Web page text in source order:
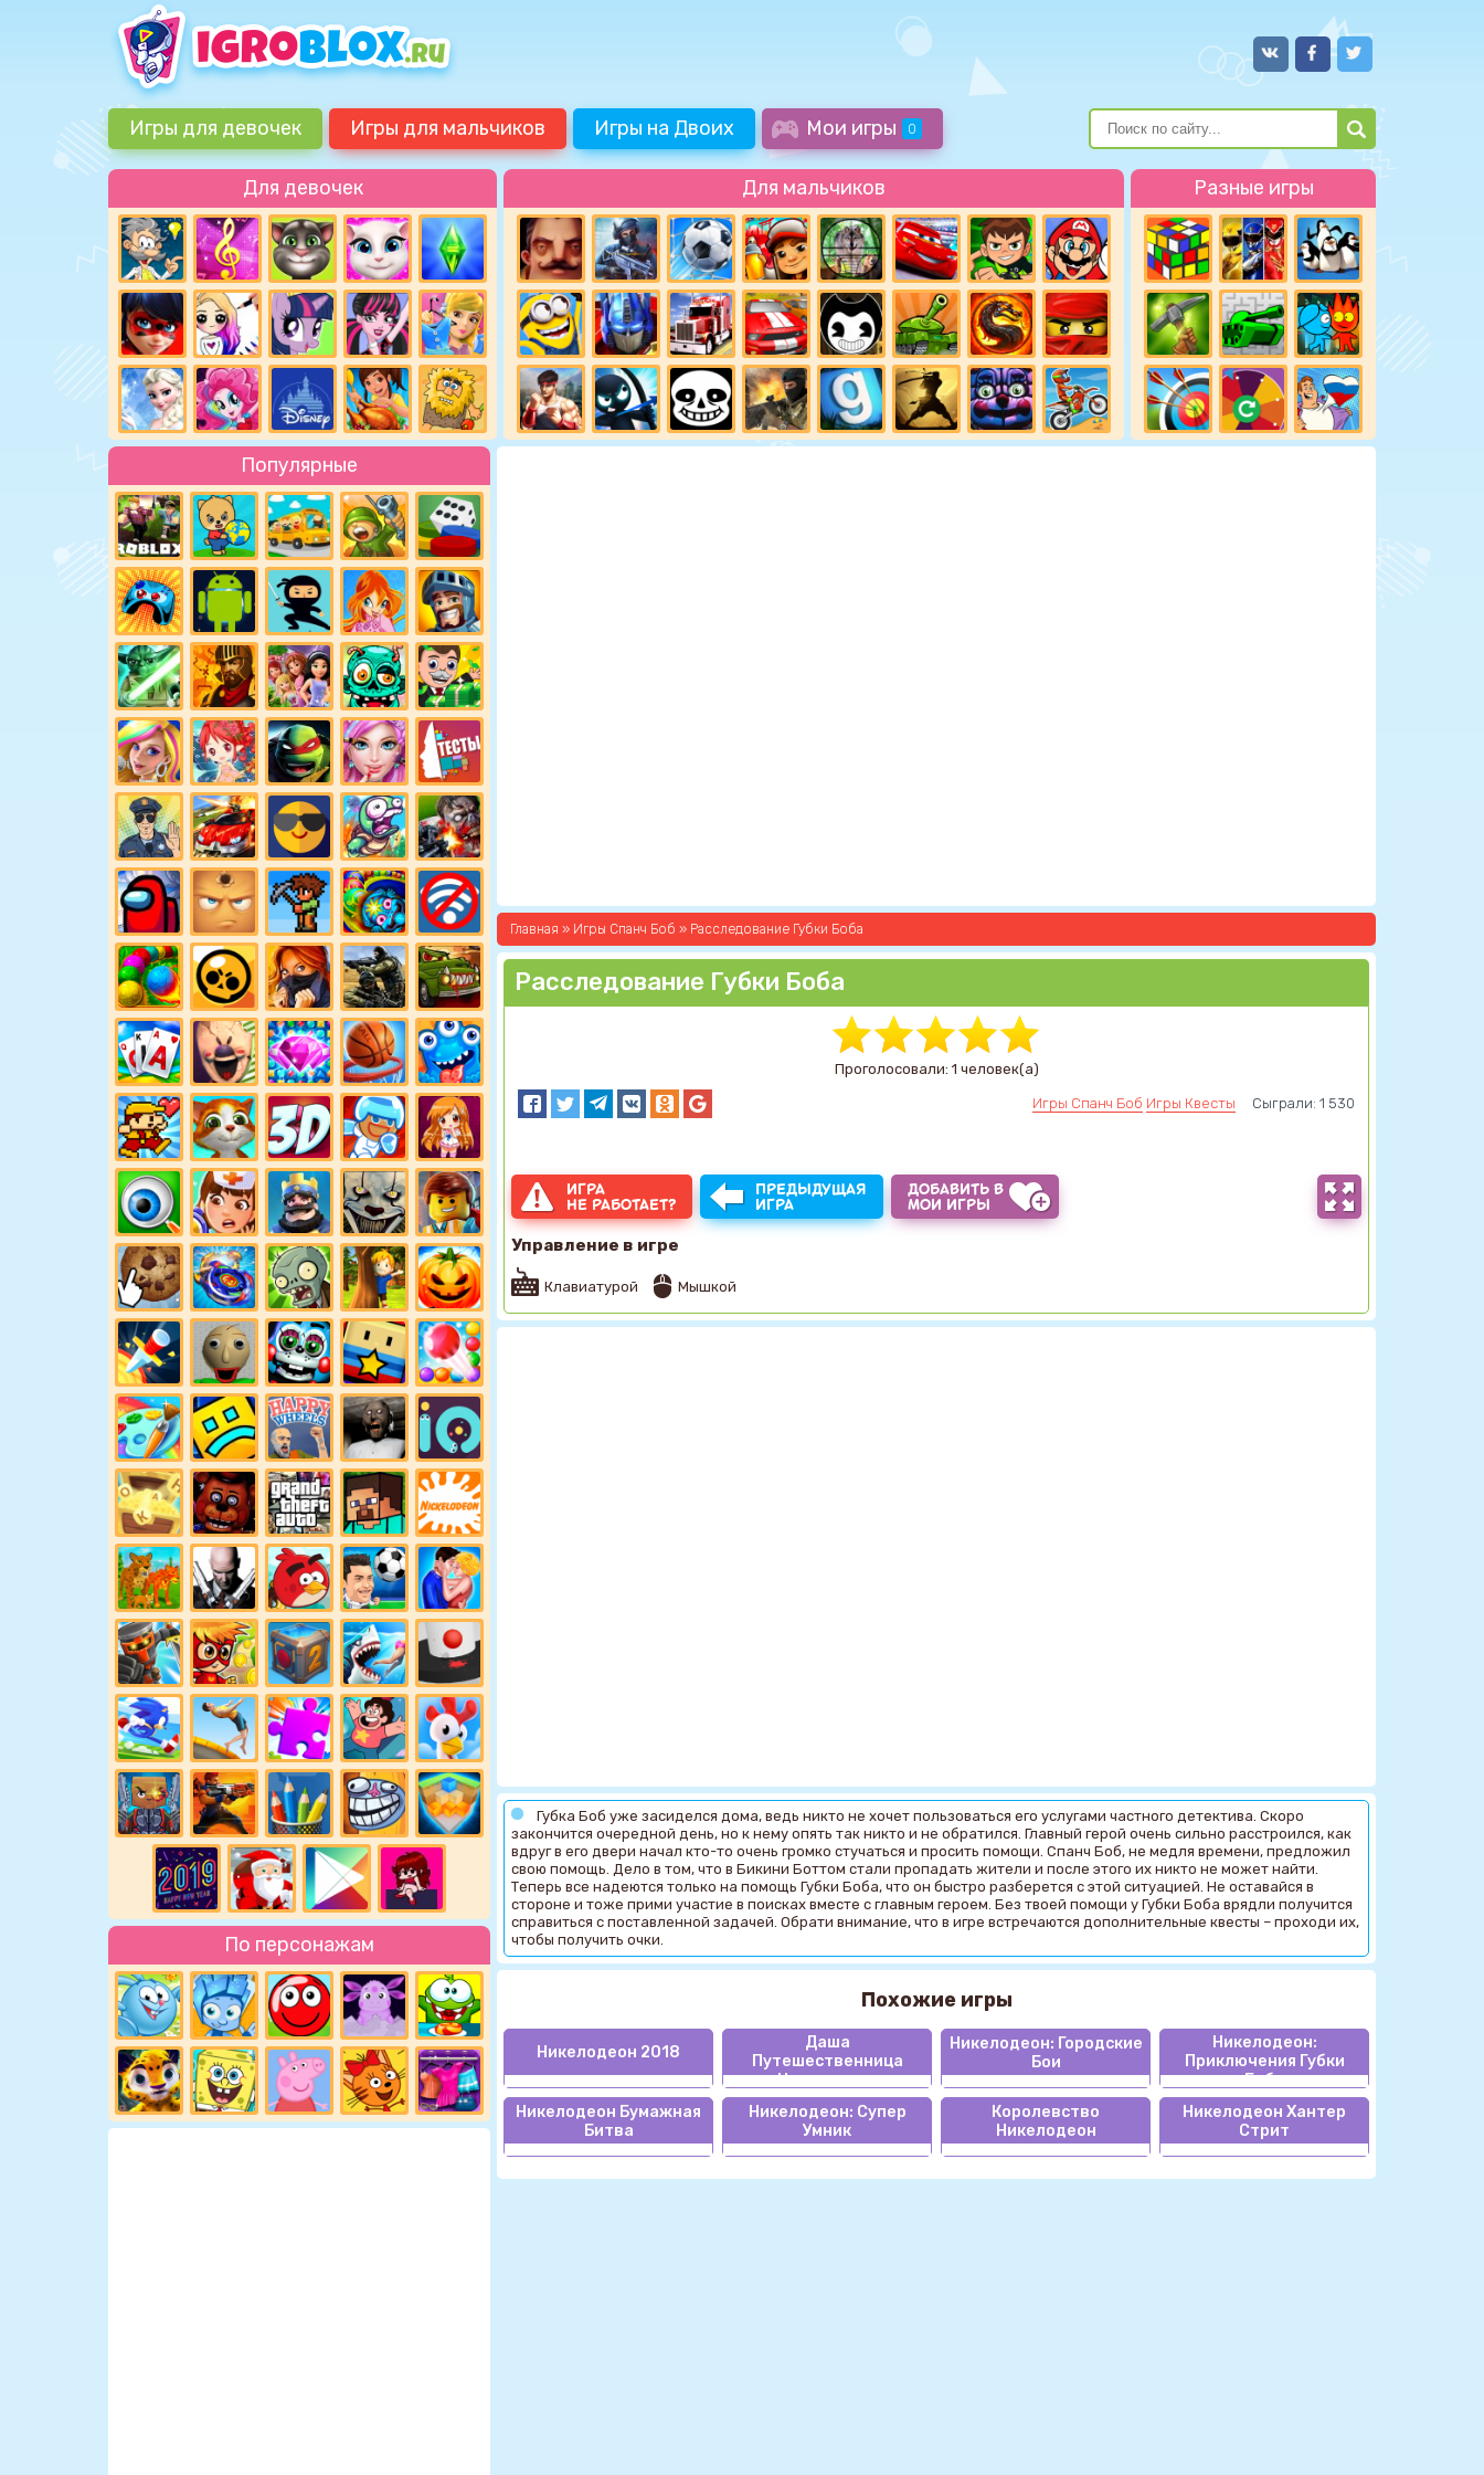
Игры для девочек Игры для мальчиков Игры на Двоих Мои игры 0
Для девочек Для мальчиков Разные игры
Популярные
По персонажам
Главная » Игры Спанч Боб » Расследование Губки Боба
Расследование Губки Боба
Проголосовали: 1 человек(а)
Игры Спанч Боб Игры Квесты Сыграли: 1 530
ИГРА
НЕ РАБОТАЕТ?
ПРЕДЫДУЩАЯ
ИГРА
ДОБАВИТЬ В
МОИ ИГРЫ
Управление в игре
Клавиатурой Мышкой
Губка Боб уже засиделся дома, ведь никто не хочет пользоваться его услугами частного детектива. Скоро
закончится очередной день, но к нему опять так никто и не обратился. Главный герой очень сильно расстроился, как
вдруг в его двери начал кто-то очень громко стучаться и просить помощи. Спанч Боб, не медля времени, предложил
свою помощь. Дело в том, что в Бикини Боттом стали пропадать жители и после этого их никто не может найти.
Теперь все надеются только на помощь Губки Боба, что он быстро разберется с этой ситуацией. Не оставайся в
стороне и тоже прими участие в поисках вместе с главным героем. Без твоей помощи у Губки Боба врядли получится
справиться с поставленной задачей. Обрати внимание, что в игре встречаются дополнительные квесты – проходи их,
чтобы получить очки.
Похожие игры
Никелодеон 2018
Даша
Путешественница
Никелодеон
Никелодеон: Городские
Бои
Никелодеон:
Приключения Губки
Боба
Никелодеон Бумажная
Битва
Никелодеон: Супер
Умник
Королевство
Никелодеон
Никелодеон Хантер
Стрит